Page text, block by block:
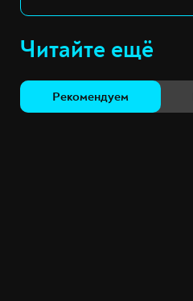
Читайте ещё
Рекомендуем